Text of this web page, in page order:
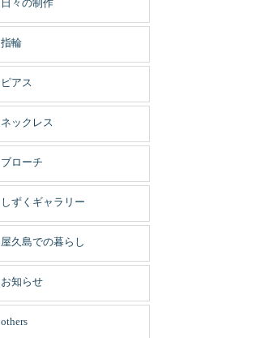
日々の制作
指輪
ピアス
ネックレス
ブローチ
しずくギャラリー
屋久島での暮らし
お知らせ
others